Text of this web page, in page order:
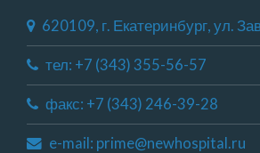
620109, г. Екатеринбург, ул.
тел: +7 (343) 355-56-57
факс: +7 (343) 246-39-28
e-mail: prime@newhospital.ru